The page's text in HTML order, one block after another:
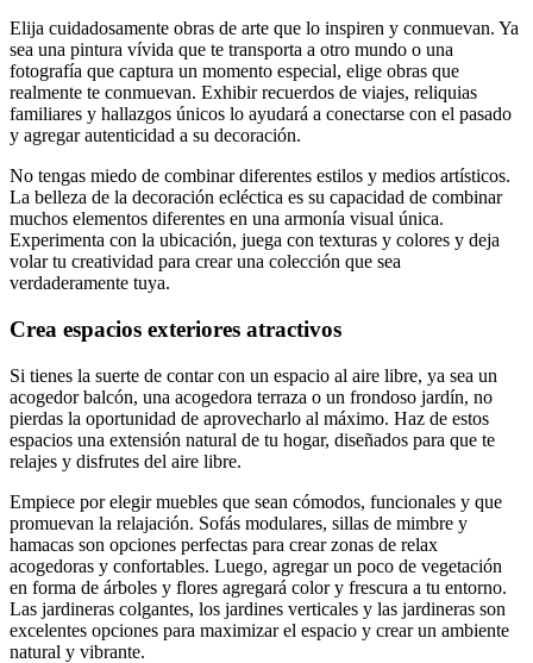
Elija cuidadosamente obras de arte que lo inspiren y conmuevan. Ya
sea una pintura vívida que te transporta a otro mundo o una
fotografía que captura un momento especial, elige obras que
realmente te conmuevan. Exhibir recuerdos de viajes, reliquias
familiares y hallazgos únicos lo ayudará a conectarse con el pasado
y agregar autenticidad a su decoración.
No tengas miedo de combinar diferentes estilos y medios artísticos.
La belleza de la decoración ecléctica es su capacidad de combinar
muchos elementos diferentes en una armonía visual única.
Experimenta con la ubicación, juega con texturas y colores y deja
volar tu creatividad para crear una colección que sea
verdaderamente tuya.
Crea espacios exteriores atractivos
Si tienes la suerte de contar con un espacio al aire libre, ya sea un
acogedor balcón, una acogedora terraza o un frondoso jardín, no
pierdas la oportunidad de aprovecharlo al máximo. Haz de estos
espacios una extensión natural de tu hogar, diseñados para que te
relajes y disfrutes del aire libre.
Empiece por elegir muebles que sean cómodos, funcionales y que
promuevan la relajación. Sofás modulares, sillas de mimbre y
hamacas son opciones perfectas para crear zonas de relax
acogedoras y confortables. Luego, agregar un poco de vegetación
en forma de árboles y flores agregará color y frescura a tu entorno.
Las jardineras colgantes, los jardines verticales y las jardineras son
excelentes opciones para maximizar el espacio y crear un ambiente
natural y vibrante.